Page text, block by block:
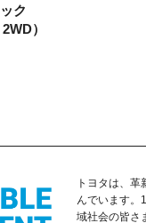
ク
）
トヨタは、
んでいます。
域社会の皆さ